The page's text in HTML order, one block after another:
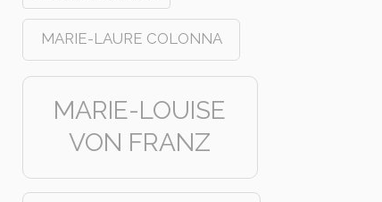
MARIE-LAURE COLONNA
MARIE-LOUISE
VON FRANZ